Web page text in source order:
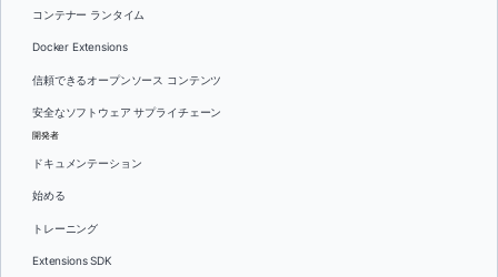
コンテナー ランタイム
Docker Extensions
信頼できるオープンソース コンテンツ
安全なソフトウェア サプライチェーン
開発者
ドキュメンテーション
始める
トレーニング
Extensions SDK